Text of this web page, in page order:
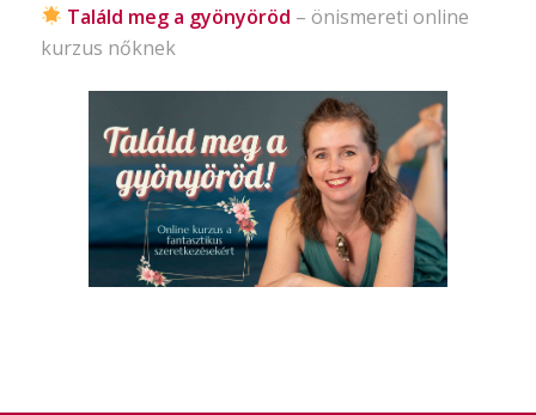
Találd meg a gyönyöröd – önismereti online
kurzus nőknek